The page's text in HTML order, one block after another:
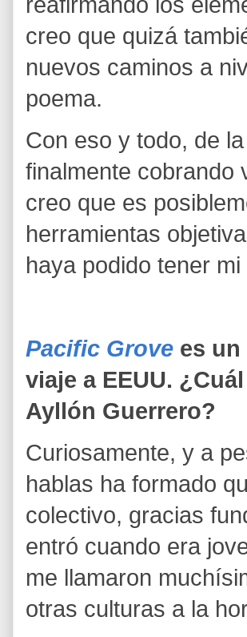
creo que quizá
nuevos caminos a
poema.
Con eso y todo, de
finalmente cobrando
creo que es
herramientas
haya podido tener
Pacific Grove es
viaje a EEUU.
Ayllón Guerrero?
Curiosamente, y a
hablas ha formado
colectivo, gracias
entró cuando era
me llamaron
otras culturas a la